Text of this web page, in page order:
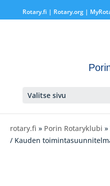
Rotary.fi | Rotary.org|
Valitse sivu
rotary.fi » Porin Rotaryklubi
/ Kauden